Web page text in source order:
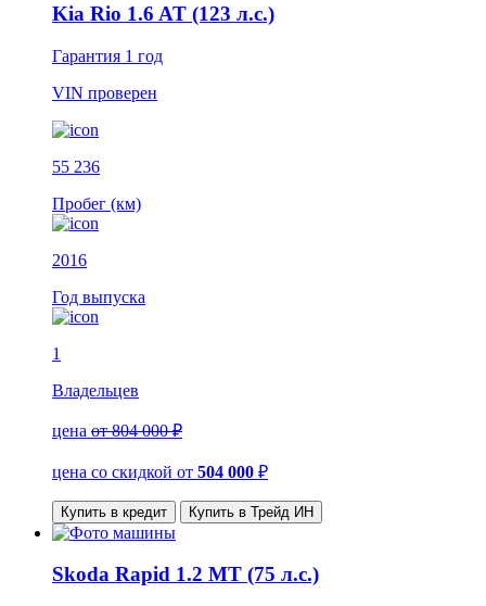
Kia Rio 1.6 AT (123 л.с.)
Гарантия 1 год
VIN проверен
55 236
Пробег (км)
2016
Год выпуска
1
Владельцев
цена от 804 000 ₽
цена со скидкой от 504 000 ₽
Купить в кредит Купить в Трейд ИН
Skoda Rapid 1.2 MT (75 л.с.)